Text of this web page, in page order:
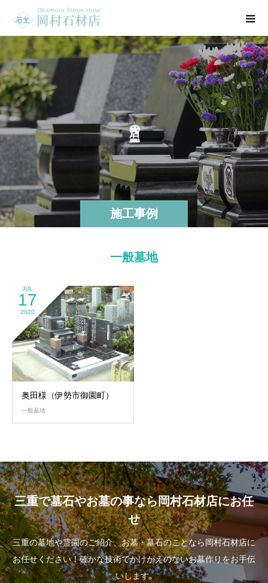
施工事例
の
を
ご
一般墓地
JUL
17
2020
奥田様（伊勢市御園町）
一般墓地
三重で墓石やお墓の事なら岡村石材店にお任
せ
三重の墓地や霊園のご紹介、お墓・墓石のことなら岡村石材店に
お任せください！確かな技術でかけがえのないお墓作りをお手伝
いします｡